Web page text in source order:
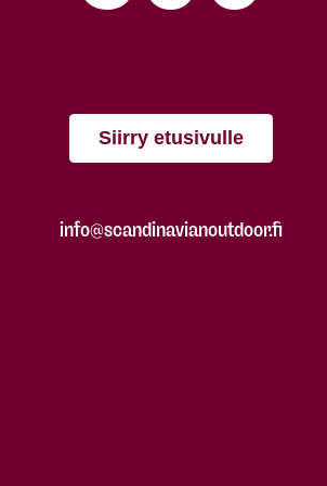
Siirry etusivulle
info@scandinavianoutdoor.fi